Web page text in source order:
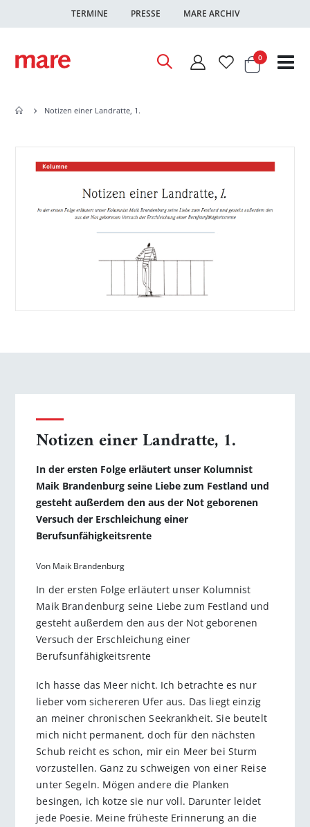
TERMINE PRESSE MARE ARCHIV
Warenkorb
0Artikel
Notizen einer Landratte, 1.
Ende
Anfang
Notizen einer Landratte, 1.
In der ersten Folge erläutert unser Kolumnist
Maik Brandenburg seine Liebe zum Festland und
gesteht außerdem den aus der Not geborenen
Versuch der Erschleichung einer
Berufsunfähigkeitsrente
Von Maik Brandenburg
In der ersten Folge erläutert unser Kolumnist
Maik Brandenburg seine Liebe zum Festland und
gesteht außerdem den aus der Not geborenen
Versuch der Erschleichung einer
Berufsunfähigkeitsrente
Ich hasse das Meer nicht. Ich betrachte es nur
lieber vom sichereren Ufer aus. Das liegt einzig
an meiner chronischen Seekrankheit. Sie beutelt
mich nicht permanent, doch für den nächsten
Schub reicht es schon, mir ein Meer bei Sturm
vorzustellen. Ganz zu schweigen von einer Reise
unter Segeln. Mögen andere die Planken
besingen, ich kotze sie nur voll. Darunter leidet
jede Poesie. Meine früheste Erinnerung an die